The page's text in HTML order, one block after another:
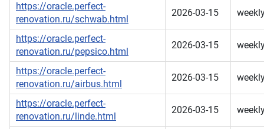
https://oracle.perfect-
renovation.ru/schwab.html
2026-03-15
https://oracle.perfect-
renovation.ru/pepsico.html
2026-03-15
https://oracle.perfect-
renovation.ru/airbus.html
2026-03-15
https://oracle.perfect-
renovation.ru/linde.html
2026-03-15